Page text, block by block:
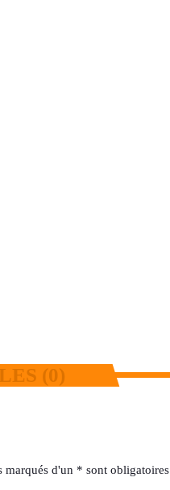
(0)
marqués d'un * sont obligatoires